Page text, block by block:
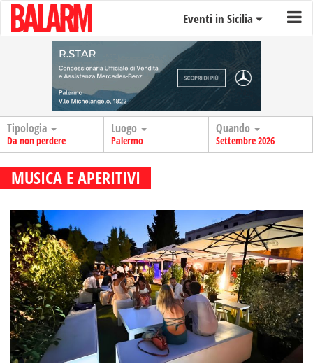
Eventi in Sicilia
Tipologia
Da non perdere
Luogo
Palermo
Quando
Settembre 2026
MUSICA E APERITIVI